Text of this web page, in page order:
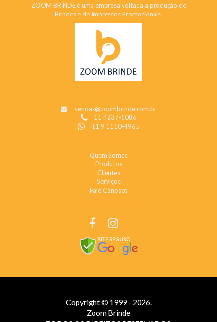
ZOOM BRINDE é uma empresa voltada a produção de
Brindes e de Impressos Promocionais.
vendas@zoombrinde.com.br
11 4237-5086
11 9 1110-4965
Quem Somos
Produtos
Clientes
Serviços
Fale Conosco
Copyright © 1999 - 2026.
Zoom Brinde